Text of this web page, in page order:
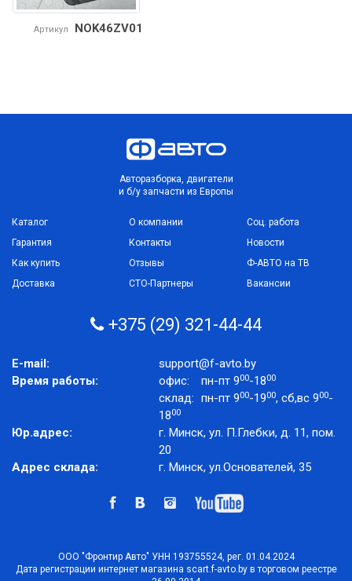
Артикул NOK46ZV01
Авторазборка, двигатели
и б/у запчасти из Европы
Каталог
Гарантия
Как купить
Доставка
О компании
Контакты
Отзывы
СТО-Партнеры
Соц. работа
Новости
Ф-АВТО на ТВ
Вакансии
+375 (29) 321-44-44
E-mail:
support@f-avto.by
Время работы:
офис: пн-пт 900-1800
склад: пн-пт 900-1900, сб,вс 900-
1800
Юр.адрес:
г. Минск, ул. П.Глебки, д. 11, пом.
20
Адрес склада:
г. Минск, ул.Основателей, 35
ООО "Фронтир Авто" УНН 193755524, рег. 01.04.2024
Дата регистрации интернет магазина scart.f-avto.by в торговом реестре